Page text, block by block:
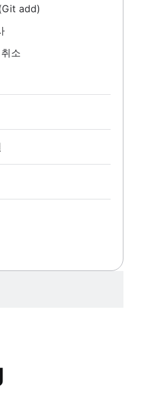
로
레이션 준비
레이션
변화를 만드는 이유
리를 이동하는 방법
종속성 다루기
Healthcare가 Git 브랜칭 모델
법 및 유용한 팁
add)
소
기
branch)
, 마이그레이션 준비
마이그레이션
까지 - 변화를 만드는
리포지토리를 이동하는
정(rebase) 비교
는 방법
종속성
서 코드 리뷰에 대해 알아보기
브랜칭 알아보기